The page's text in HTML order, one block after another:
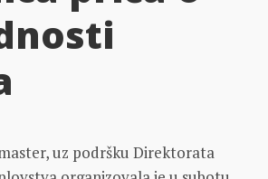
uz podršku Direktorata